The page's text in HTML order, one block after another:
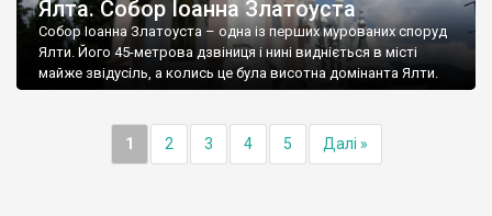
Ялта. Собор Іоанна Златоуста
Собор Іоанна Златоуста – одна із перших мурованих споруд
Ялти. Його 45-метрова дзвіниця і нині видніється в місті
майже звідусіль, а колись це була висотна домінанта Ялти.
1 2 3 4 5 Далі »